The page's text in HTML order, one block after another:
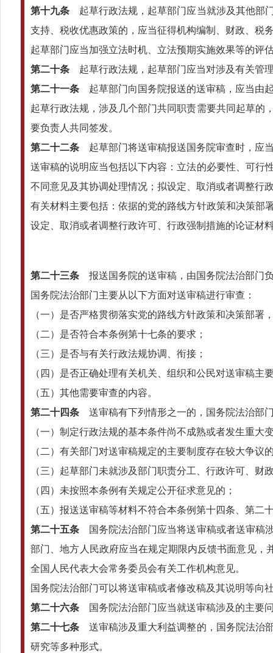
第十九条 起草行政法规，起草部门应当就涉及其他部
支持、税收优惠政策的，应当征得机构编制、财政、税
起草部门应当加强立法时机、立法预期实施效果等的评
第二十条 起草行政法规，起草部门应当对涉及有关管
第二十一条 起草部门向国务院报送的送审稿，应当由
起草行政法规，涉及几个部门共同职责需要共同起草的
要负责人共同签发。
第二十二条 起草部门将送审稿报送国务院审查时，应
送审稿的说明应当包括以下内容：立法的必要性、可行
不同意见及其协调处理情况；拟设定、取消或者调整行
有关材料主要包括：依据的党的路线方针政策和决策部
设定、取消或者调整行政许可、行政强制措施的论证材
第二十三条 报送国务院的送审稿，由国务院法治部门
国务院法治部门主要从以下方面对送审稿进行审查：
（一）是否严格贯彻落实党的路线方针政策和决策部
（二）是否符合本条例第十七条的要求；
（三）是否与有关行政法规协调、衔接；
（四）是否正确处理有关机关、组织和公民对送审稿主
（五）其他需要审查的内容。
第二十四条 送审稿有下列情形之一的，国务院法治部
（一）制定行政法规的基本条件尚不成熟或者发生重大
（二）有关部门对送审稿规定的主要制度存在较大争议
（三）起草部门未就涉及部门职责分工、行政许可、
（四）未按照本条例有关规定公开征求意见的；
（五）报送送审稿等材料不符合本条例第十四条、第二
第二十五条 国务院法治部门应当将送审稿或者送审稿
部门、地方人民政府应当在规定期限内反馈书面意见
全国人民代表大会常务委员会有关工作机构意见。
国务院法治部门可以将送审稿或者修改稿及其说明等向
第二十六条 国务院法治部门应当就送审稿涉及的主要
第二十七条 送审稿涉及重大利益调整的，国务院法治
研究等多种形式。